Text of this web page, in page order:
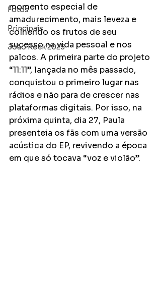
Fotos
Principais
João Rock 2025
momento especial de
amadurecimento, mais leveza e
colhendo os frutos de seu
sucesso na vida pessoal e nos
palcos. A primeira parte do projeto
“11:11”, lançada no mês passado,
conquistou o primeiro lugar nas
rádios e não para de crescer nas
plataformas digitais. Por isso, na
próxima quinta, dia 27, Paula
presenteia os fãs com uma versão
acústica do EP, revivendo a época
em que só tocava “voz e violão”.